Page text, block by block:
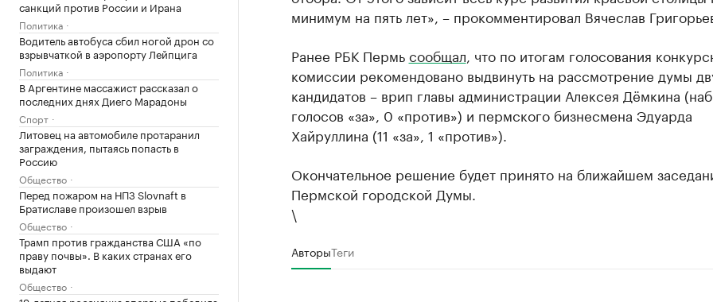
санкций против России и Ирана
Политика
Водитель автобуса сбил ногой дрон со
взрывчаткой в аэропорту Лейпцига
Политика
В Аргентине массажист рассказал о
последних днях Диего Марадоны
Спорт
Литовец на автомобиле протаранил
заграждения, пытаясь попасть в
Россию
Общество
Перед пожаром на НПЗ Slovnaft в
Братиславе произошел взрыв
Общество
Трамп против гражданства США «по
праву почвы». В каких странах его
выдают
Общество
минимум на пять лет», – прокомментировал Вячеслав
Ранее РБК Пермьсообщал , что по итогам голосования
комиссии рекомендовано выдвинуть на рассмотрение думы
кандидатов – врип главы администрации Алексея Дёмкина
голосов «за», 0 «против») и пермского бизнесмена Эдуарда
Хайруллина (11 «за», 1 «против»).
Окончательное решение будет принято на ближайшем
Пермской городской Думы.
\
АвторыТеги